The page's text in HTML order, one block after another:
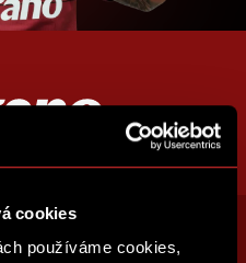
cookies
používáme cookies,